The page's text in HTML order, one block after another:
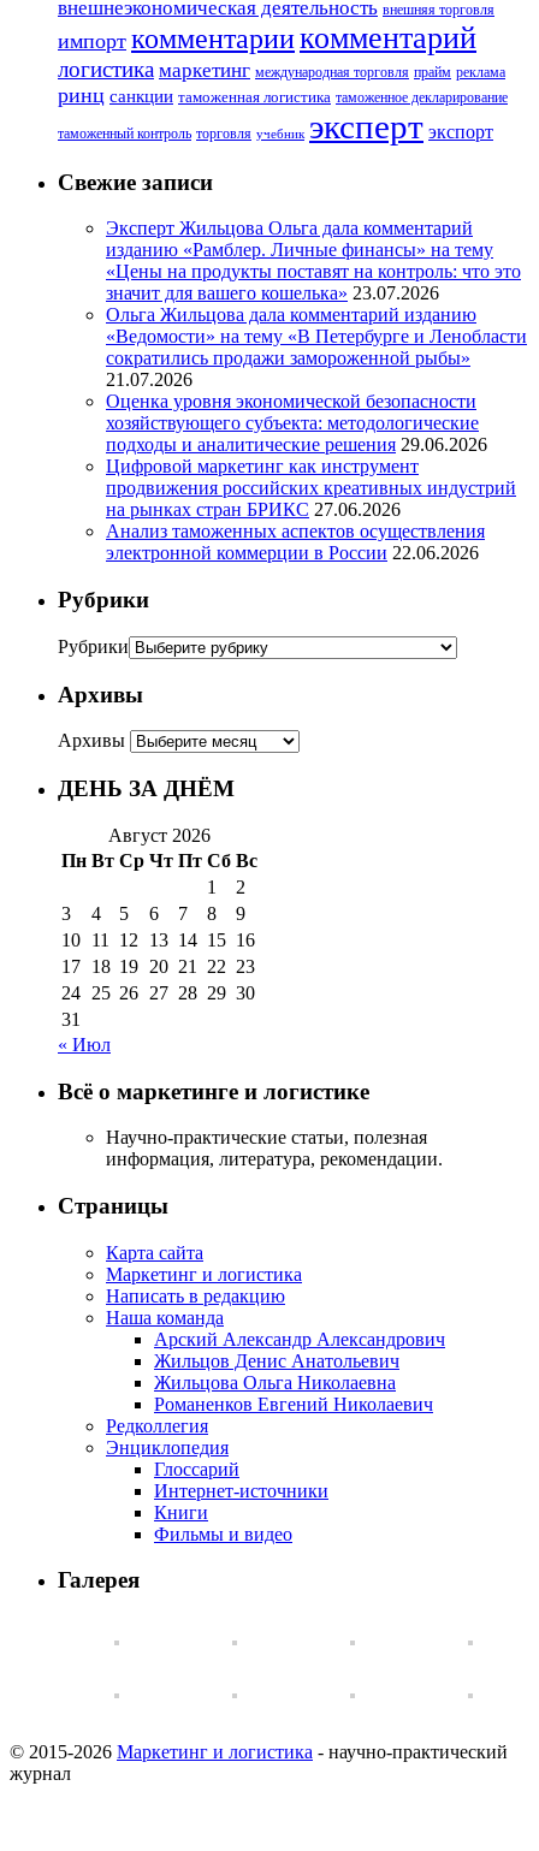
внешнеэкономическая деятельность внешняя торговля
импорт комментариикомментарий
логистика маркетинг международная торговля прайм реклама
ринц санкции таможенная логистика таможенное декларирование
таможенный контроль торговля учебник эксперт экспорт
Свежие записи
Эксперт Жильцова Ольга дала комментарий
изданию «Рамблер. Личные финансы» на тему
«Цены на продукты поставят на контроль: что это
значит для вашего кошелька» 23.07.2026
Ольга Жильцова дала комментарий изданию
«Ведомости» на тему «В Петербурге и Ленобласти
сократились продажи замороженной рыбы»
21.07.2026
Оценка уровня экономической безопасности
хозяйствующего субъекта: методологические
подходы и аналитические решения 29.06.2026
Цифровой маркетинг как инструмент
продвижения российских креативных индустрий
на рынках стран БРИКС 27.06.2026
Анализ таможенных аспектов осуществления
электронной коммерции в России 22.06.2026
Рубрики
Рубрики
Архивы
Архивы
ДЕНЬ ЗА ДНЁМ
Август 2026
Пн Вт Ср Чт Пт Сб Вс
1
2
3
4 5 6 7 8
9
10 11 12 13 14 15 16
17 18 19 20 21 22 23
24 25 26 27 28 29 30
31
« Июл
Всё о маркетинге и логистике
Научно-практические статьи, полезная
информация, литература, рекомендации.
Страницы
Карта сайта
Маркетинг и логистика
Написать в редакцию
Наша команда
Арский Александр Александрович
Жильцов Денис Анатольевич
Жильцова Ольга Николаевна
Романенков Евгений Николаевич
Редколлегия
Энциклопедия
Глоссарий
Интернет-источники
Книги
Фильмы и видео
Галерея
© 2015-2026 Маркетинг и логистика - научно-практический
журнал